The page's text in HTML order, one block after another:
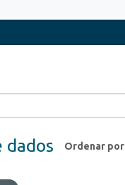
Ordenar por
dados